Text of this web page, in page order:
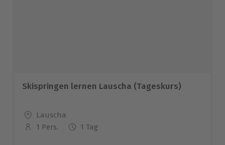
Skispringen lernen Lauscha (Tageskurs)
Standort
Lauscha
Anzahl der Teilnehmer
1 Pers. 1 Tag